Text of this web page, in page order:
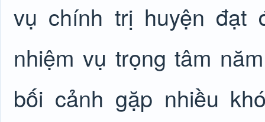
vụ chính trị huyện đạt
nhiệm vụ trọng tâm
bối cảnh gặp nhiều